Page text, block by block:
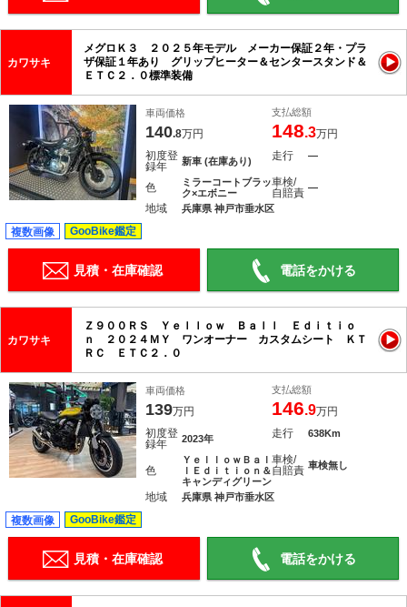
カワサキ
メグロＫ３ ２０２５年モデル メーカー保証２年・プラ
ザ保証１年あり グリップヒーター＆センタースタンド＆
ＥＴＣ２．０標準装備
車両価格
140.8万円
支払総額
148.3万円
初度登
録年
新車 (在庫あり) 走行 ―
色
ミラーコートブラッ
ク×エボニー
車検/
自賠責 ―
地域 兵庫県 神戸市垂水区
複数画像 GooBike鑑定
見積・在庫確認 電話をかける
カワサキ
Ｚ９００ＲＳ Ｙｅｌｌｏｗ Ｂａｌｌ Ｅｄｉｔｉｏ
ｎ ２０２４ＭＹ ワンオーナー カスタムシート ＫＴ
ＲＣ ＥＴＣ２．０
車両価格
139万円
支払総額
146.9万円
初度登
録年
2023年 走行 638Km
色
ＹｅｌｌｏｗＢａｌ
ｌＥｄｉｔｉｏｎ＆
キャンディグリーン
車検/
自賠責 車検無し
地域 兵庫県 神戸市垂水区
複数画像 GooBike鑑定
見積・在庫確認 電話をかける